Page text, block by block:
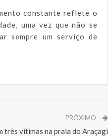
constante reflete o
uma vez que não se
sempre um serviço de
PRÓXIMO
três vítimas na praia do Araçagi